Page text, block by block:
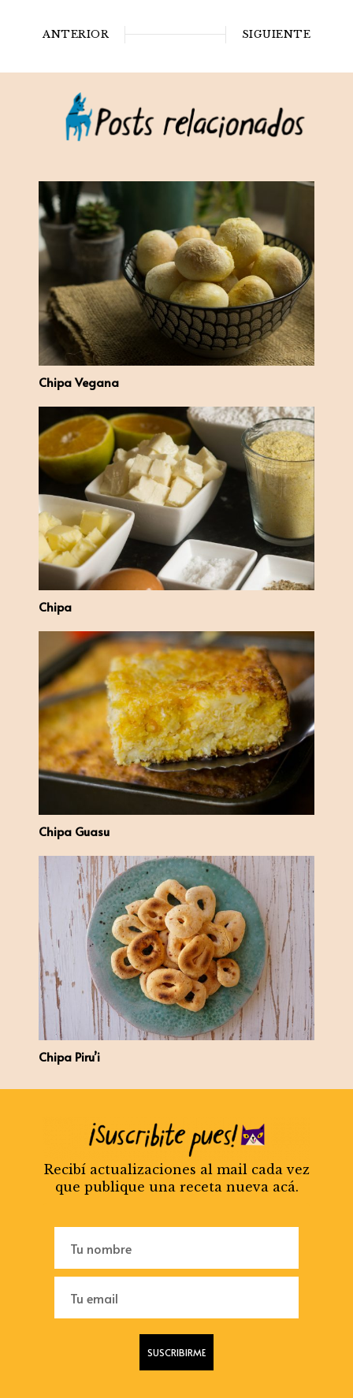
ANTERIOR SIGUIENTE
Chipa Vegana
Chipa
Chipa Guasu
Chipa Piru’i
Recibí actualizaciones al mail cada vez
que publique una receta nueva acá.